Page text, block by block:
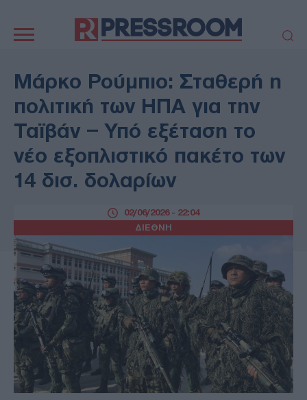
πλοήγηση
ΠΟΛΙΤΙΚΗ
ΤΟΥΡΚΙΑ
ΟΙΚΟΝΟΜΙΑ
ΕΚΚΛΗΣΙΑ
ΑΜΥΝΑ
ΔΙΕΘΝΗ
ΚΥΠΡΟΣ
MEDIA
LIFESTYLE
SPORTS
ΑΥΤΟΔΙΟΙΚΗΣΗ
ΤΕΧΝΟΛΟΓΙΑ
ΠΑΡΑΞΕΝΑ
ΖΩΔΙΑ
ΑΡΘΡΟΓΡΑΦΙΑ
Μάρκο Ρούμπιο: Σταθερή η
πολιτική των ΗΠΑ για την
Ταϊβάν – Υπό εξέταση το
νέο εξοπλιστικό πακέτο των
14 δισ. δολαρίων
ΔΙΕΘΝΗ
02/06/2026 - 22:04